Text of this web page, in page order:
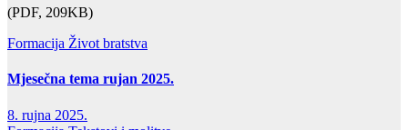
(PDF, 209KB)
Formacija Život bratstva
Mjesečna tema rujan 2025.
8. rujna 2025.